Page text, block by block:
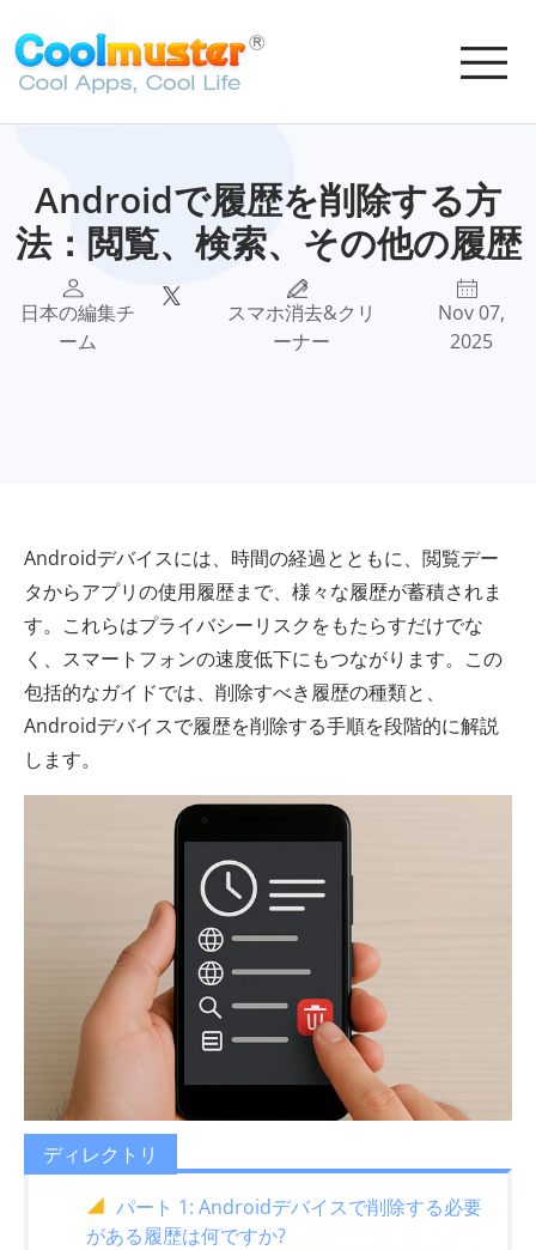
Androidで履歴を削除する方
法：閲覧、検索、その他の履歴
日本の編集チ
ーム
スマホ消去&クリ
ーナー
Nov 07,
2025
Androidデバイスには、時間の経過とともに、閲覧デー
タからアプリの使用履歴まで、様々な履歴が蓄積されま
す。これらはプライバシーリスクをもたらすだけでな
く、スマートフォンの速度低下にもつながります。この
包括的なガイドでは、削除すべき履歴の種類と、
Androidデバイスで履歴を削除する手順を段階的に解説
します。
ディレクトリ
パート 1: Androidデバイスで削除する必要
がある履歴は何ですか?